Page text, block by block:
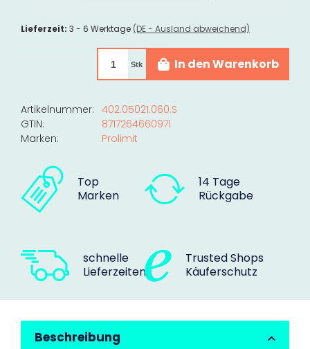
Lieferzeit: 3 - 6 Werktage (DE - Ausland abweichend)
Stk In den Warenkorb
Artikelnummer: 402.05021.060.S
GTIN:
8717264660971
Marken:
Prolimit
Top
Marken
14 Tage
Rückgabe
schnelle
Lieferzeiten
Trusted Shops
Käuferschutz
Beschreibung